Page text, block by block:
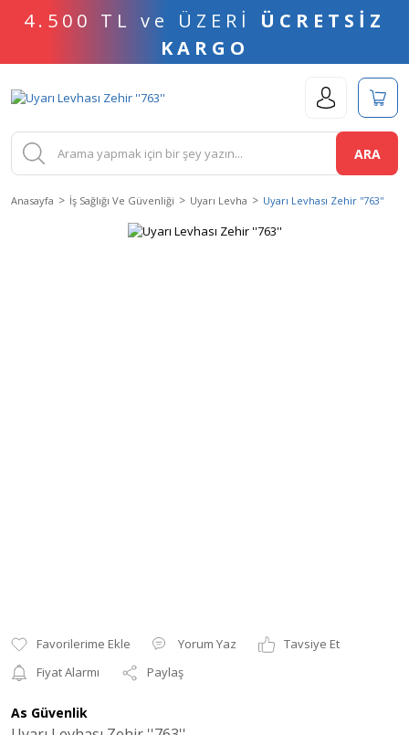
4.500 TL ve ÜZERİ ÜCRETSİZ
KARGO
ARA
Anasayfa İş Sağlığı Ve Güvenliği Uyarı Levha Uyarı Levhası Zehir ''763''
Yorum Yaz
Tavsiye Et
Fiyat Alarmı
Paylaş
As Güvenlik